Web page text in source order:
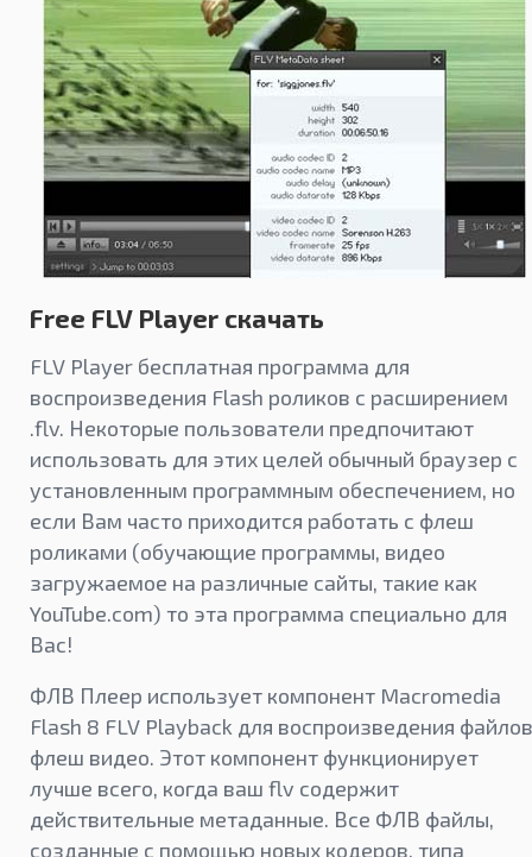
Free FLV Player скачать
FLV Player бесплатная программа для
воспроизведения Flash роликов с расширением
.flv. Некоторые пользователи предпочитают
использовать для этих целей обычный браузер с
установленным программным обеспечением, но
если Вам часто приходится работать с флеш
роликами (обучающие программы, видео
загружаемое на различные сайты, такие как
YouTube.com) то эта программа специально для
Вас!
ФЛВ Плеер использует компонент Macromedia
Flash 8 FLV Playback для воспроизведения файлов
флеш видео. Этот компонент функционирует
лучше всего, когда ваш flv содержит
действительные метаданные. Все ФЛВ файлы,
созданные с помощью новых кодеров, типа